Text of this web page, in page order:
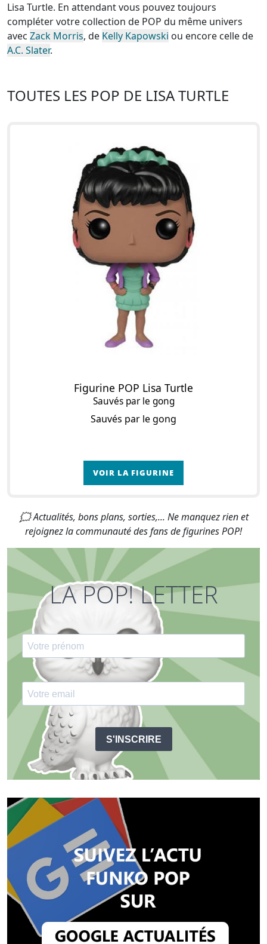
Lisa Turtle. En attendant vous pouvez toujours
compléter votre collection de POP du même univers
avec Zack Morris, de Kelly Kapowski ou encore celle de
A.C. Slater.
TOUTES LES POP DE LISA TURTLE
Figurine POP Lisa Turtle
Sauvés par le gong
Sauvés par le gong
VOIR LA FIGURINE
🗯 Actualités, bons plans, sorties,... Ne manquez rien et
rejoignez la communauté des fans de figurines POP!
LA POP! LETTER
S'INSCRIRE